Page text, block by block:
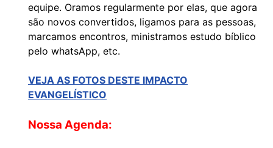
equipe. Oramos regularmente por elas, que agora
são novos convertidos, ligamos para as pessoas,
marcamos encontros, ministramos estudo bíblico
pelo whatsApp, etc.
VEJA AS FOTOS DESTE IMPACTO
EVANGELÍSTICO
Nossa Agenda: